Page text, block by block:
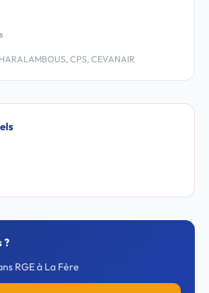
CPS, CEVANAIR
?
RGE à La Fère